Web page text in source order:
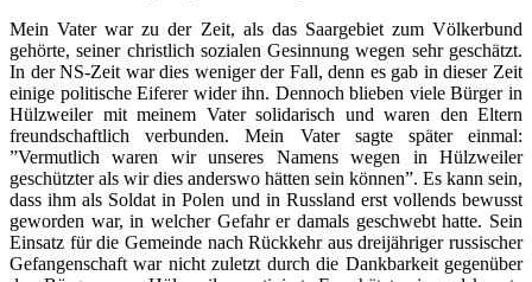
Mein Vater war zu der Zeit, als das Saargebiet zum Völkerbund
gehörte, seiner christlich sozialen Gesinnung wegen sehr geschätzt.
In der NS-Zeit war dies weniger der Fall, denn es gab in dieser Zeit
einige politische Eiferer wider ihn. Dennoch blieben viele Bürger in
Hülzweiler mit meinem Vater solidarisch und waren den Eltern
freundschaftlich verbunden. Mein Vater sagte später einmal:
”Vermutlich waren wir unseres Namens wegen in Hülzweiler
geschützter als wir dies anderswo hätten sein können”. Es kann sein,
dass ihm als Soldat in Polen und in Russland erst vollends bewusst
geworden war, in welcher Gefahr er damals geschwebt hatte. Sein
Einsatz für die Gemeinde nach Rückkehr aus dreijähriger russischer
Gefangenschaft war nicht zuletzt durch die Dankbarkeit gegenüber